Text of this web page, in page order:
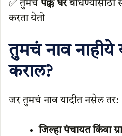
✅ तुमचंपक्कं घरबांधण्यासाठी
करता येतो
तुमचं नाव नाहीये
कराल?
जर तुमचं नाव यादीत नसेल तर:
जिल्हा पंचायत किंवा